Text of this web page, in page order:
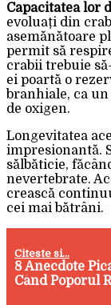
Capacitatea lor
evoluați din
asemănătoare
permit să
crabii trebuie
ei poartă o
branhiale, ca
de oxigen.
Longevitatea
impresionantă.
sălbăticie,
nevertebrate.
crească
cei mai bătrâni.
Citeste si...
8 Anecdote
Când Poporul